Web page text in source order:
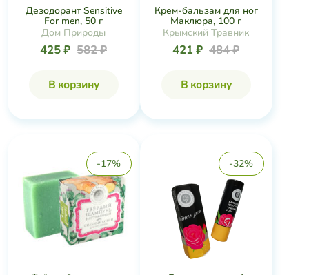
Дезодорант Sensitive
For men, 50 г
Дом Природы
425 ₽ 582 ₽
В корзину
Крем-бальзам для ног
Маклюра, 100 г
Крымский Травник
421 ₽ 484 ₽
В корзину
-17% -32%